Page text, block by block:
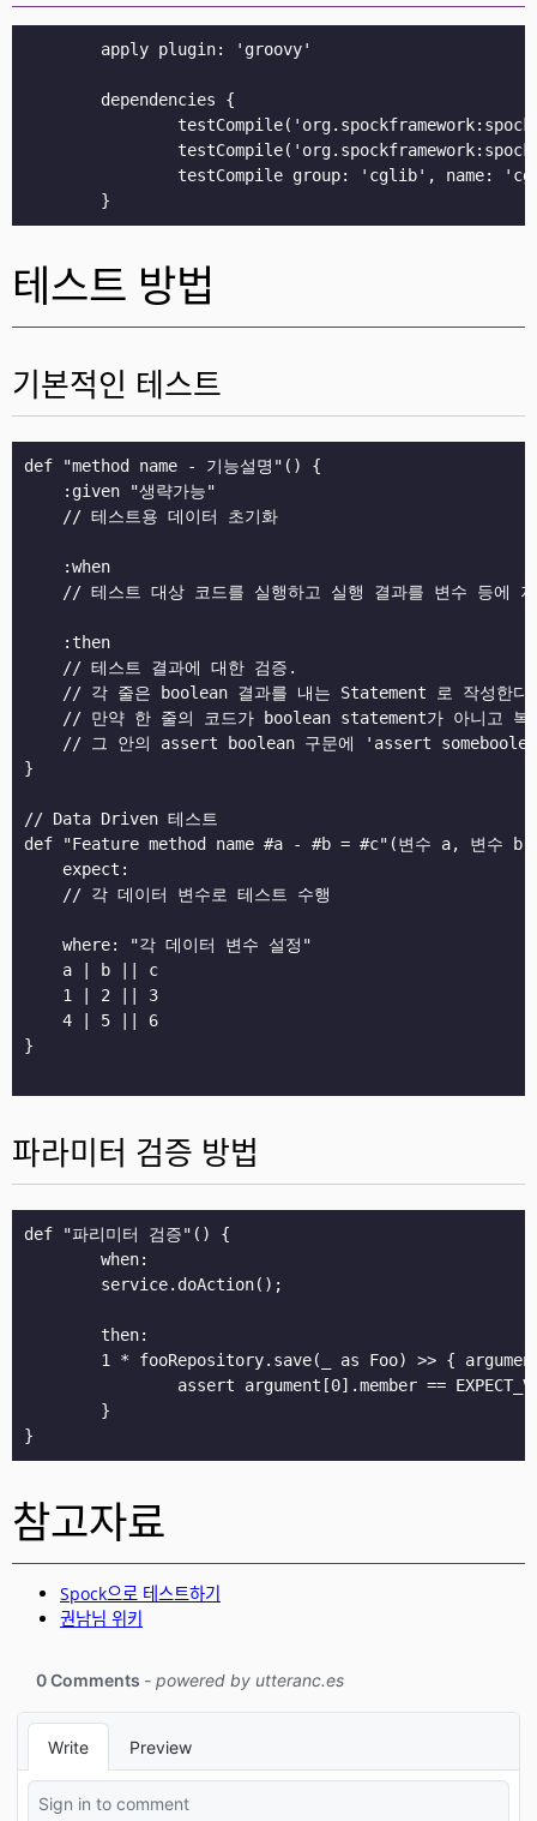
테스트 방법
기본적인 테스트
def "method name - 기능설명"() {
    :given "생략가능"
    // 테스트용 데이터 초기화
    :when
// 테스트 대상 코드를 실행하고 실행 결과를 변수 등에
    :then
    // 테스트 결과에 대한 검증.
// 각 줄은 boolean 결과를 내는 Statement 로 작성한다
// 만약 한 줄의 코드가 boolean statement가 아니고 복
// 그 안의 assert boolean 구문에 'assert
}
// Data Driven 테스트
def "Feature method name #a - #b = #c"(변수 a, 변수
    expect:
    // 각 데이터 변수로 테스트 수행
    where: "각 데이터 변수 설정"
    a | b || c
    1 | 2 || 3
    4 | 5 || 6
}
파라미터 검증 방법
def "파리미터 검증"() {
참고자료
Spock으로 테스트하기
권남님 위키